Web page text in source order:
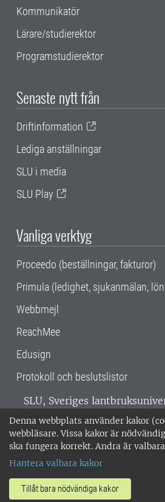
Denna webbplats använder kakor
webbläsare. Vissa kakor är
ska fungera korrekt. Andra är
Hantera valbara kakor
Tillåt bara nödvändiga kakor
Kommunikatör
Lärare/studierektor
Programstudierektor
Senaste nytt från
Driftinformation
Lediga anställningar
SLU i media
SLU Play
Vanliga verktyg
Proceedo (beställningar, fakturor)
Primula (ledighet, sjukanmälan,
Webbmejl
ReachMee
Edusign
Protokoll och beslutslistor
SLU, Sveriges
verksamhet över hela
Alnarp, Uppsala och Umeå.
miljöcertifierat enligt ISO
018-67 10 00 • Org nr:
Om SLU:s webbplatser